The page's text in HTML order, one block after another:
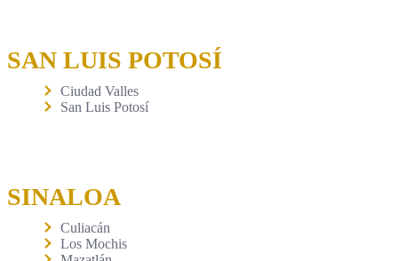
SAN LUIS POTOSÍ
Ciudad Valles
San Luis Potosí
SINALOA
Culiacán
Los Mochis